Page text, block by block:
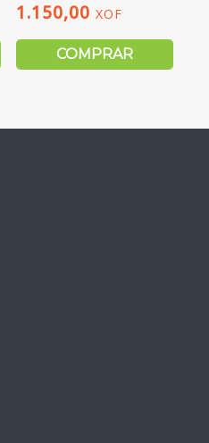
1.150,00XOF
COMPRAR